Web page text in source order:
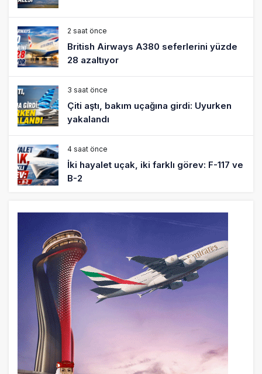
2 saat önce
British Airways A380 seferlerini yüzde
28 azaltıyor
3 saat önce
Çiti aştı, bakım uçağına girdi: Uyurken
yakalandı
4 saat önce
İki hayalet uçak, iki farklı görev: F-117 ve
B-2
THY ve Pegasus Dünyanın En Değerli
Havayolları Arasında
6 saat önce
Fly Baghdad ABD yaptırım listesinden
çıkarıldı
7 saat önce
Elektrikli uçaklar Avrupa’da kısa rotalara
hazırlanıyor